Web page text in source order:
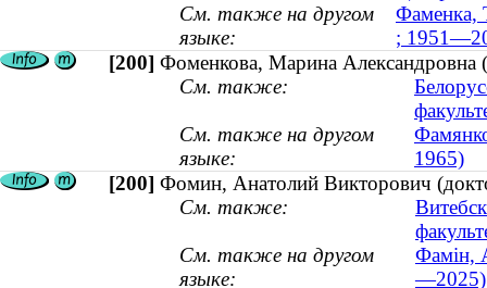
См. также на другом
языке:
Фаменка,
;
[200] Фоменкова, Марина Александровна
См. также:
См. также на другом
языке:
1965)
[200] Фомин, Анатолий Викторович
См. также:
См. также на другом
языке:
Фамін,
—2025)